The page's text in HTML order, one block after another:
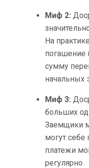
Миф 2:
На
погашение
сумму
начальных
Миф 3:
больших
Заемщики
могут
платежи
регулярно.